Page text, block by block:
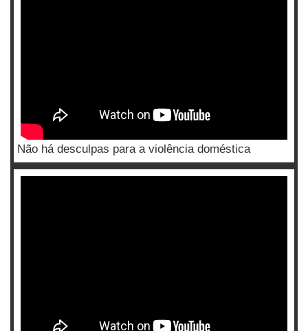
Não há desculpas para a violência doméstica